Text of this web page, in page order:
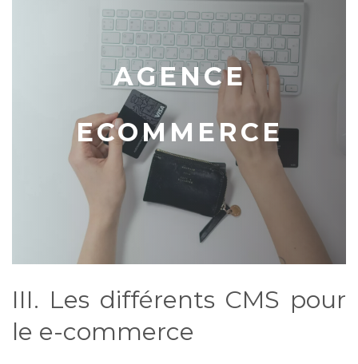
AGENCE
ECOMMERCE
III. Les différents CMS pour
le e-commerce